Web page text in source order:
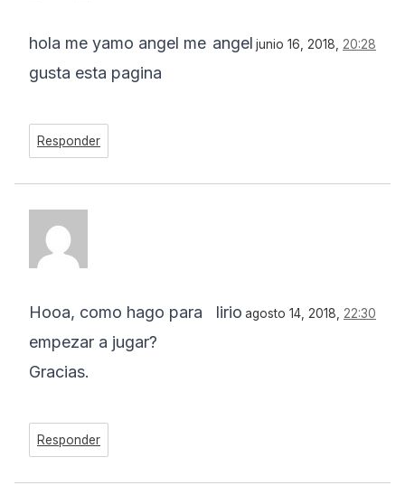
angel junio 16, 2018, 20:28
hola me yamo angel me
gusta esta pagina
Responder
lirio agosto 14, 2018, 22:30
Hooa, como hago para
empezar a jugar?
Gracias.
Responder